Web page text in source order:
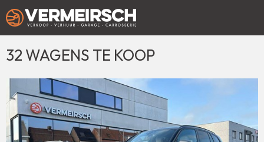
32 WAGENS TE KOOP